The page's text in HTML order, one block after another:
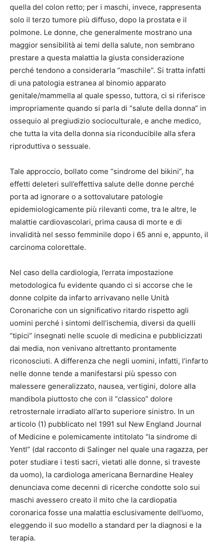
quella del colon retto; per i maschi, invece, rappresenta
solo il terzo tumore più diffuso, dopo la prostata e il
polmone. Le donne, che generalmente mostrano una
maggior sensibilità ai temi della salute, non sembrano
prestare a questa malattia la giusta considerazione
perché tendono a considerarla “maschile”. Si tratta infatti
di una patologia estranea al binomio apparato
genitale/mammella al quale spesso, tuttora, ci si riferisce
impropriamente quando si parla di “salute della donna” in
ossequio al pregiudizio socioculturale, e anche medico,
che tutta la vita della donna sia riconducibile alla sfera
riproduttiva o sessuale.
Tale approccio, bollato come “sindrome del bikini”, ha
effetti deleteri sull’effettiva salute delle donne perché
porta ad ignorare o a sottovalutare patologie
epidemiologicamente più rilevanti come, tra le altre, le
malattie cardiovascolari, prima causa di morte e di
invalidità nel sesso femminile dopo i 65 anni e, appunto, il
carcinoma colorettale.
Nel caso della cardiologia, l’errata impostazione
metodologica fu evidente quando ci si accorse che le
donne colpite da infarto arrivavano nelle Unità
Coronariche con un significativo ritardo rispetto agli
uomini perché i sintomi dell’ischemia, diversi da quelli
“tipici” insegnati nelle scuole di medicina e pubblicizzati
dai media, non venivano altrettanto prontamente
riconosciuti. A differenza che negli uomini, infatti, l’infarto
nelle donne tende a manifestarsi più spesso con
malessere generalizzato, nausea, vertigini, dolore alla
mandibola piuttosto che con il “classico” dolore
retrosternale irradiato all’arto superiore sinistro. In un
articolo (1) pubblicato nel 1991 sul New England Journal
of Medicine e polemicamente intitolato “la sindrome di
Yentl” (dal racconto di Salinger nel quale una ragazza, per
poter studiare i testi sacri, vietati alle donne, si traveste
da uomo), la cardiologa americana Bernardine Healey
denunciava come decenni di ricerche condotte solo sui
maschi avessero creato il mito che la cardiopatia
coronarica fosse una malattia esclusivamente dell’uomo,
eleggendo il suo modello a standard per la diagnosi e la
terapia.